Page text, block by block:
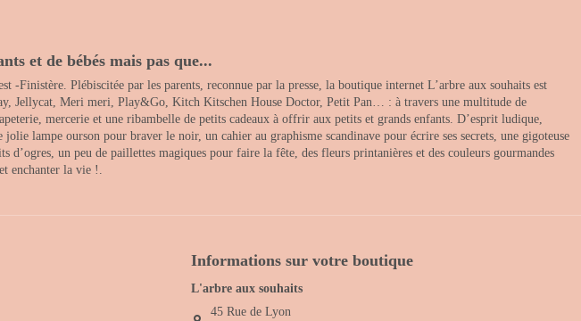
et de bébés mais pas que...
Finistère. Plébiscitée par les parents, reconnue par la presse, la boutique internet L’arbre aux souhaits est
Jellycat, Meri meri, Play&Go, Kitch Kitschen House Doctor, Petit Pan… : à travers une multitude de
mercerie et une ribambelle de petits cadeaux à offrir aux petits et grands enfants. D’esprit ludique,
lampe ourson pour braver le noir, un cahier au graphisme scandinave pour écrire ses secrets, une gigoteuse
d’ogres, un peu de paillettes magiques pour faire la fête, des fleurs printanières et des couleurs gourmandes
enchanter la vie !.
Informations sur votre boutique
L'arbre aux souhaits
45 Rue de Lyon